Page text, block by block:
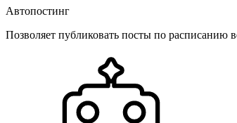
Автопостинг
Позволяет публиковать посты по расписанию